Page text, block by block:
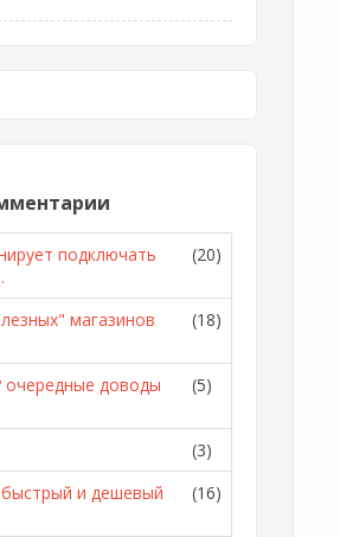
подключать
(20)
магазинов
(18)
очередные доводы
(5)
(3)
и дешевый
(16)